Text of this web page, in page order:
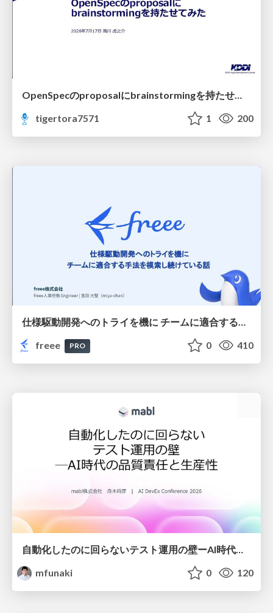
OpenSpecのproposalにbrainstormingを持たせてみた
tigertora7571
1 200
仕様駆動開発へのトライを機に チームに適合する手法を模索し続けている話
freee
PRO 0 410
自動化したのに回らないテスト運用の壁ーAI時代の品質責任と生産性
mfunaki
0 120